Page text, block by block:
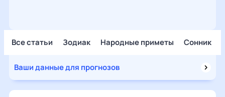
Все статьи Зодиак Народные приметы Сонник
Ваши данные для прогнозов